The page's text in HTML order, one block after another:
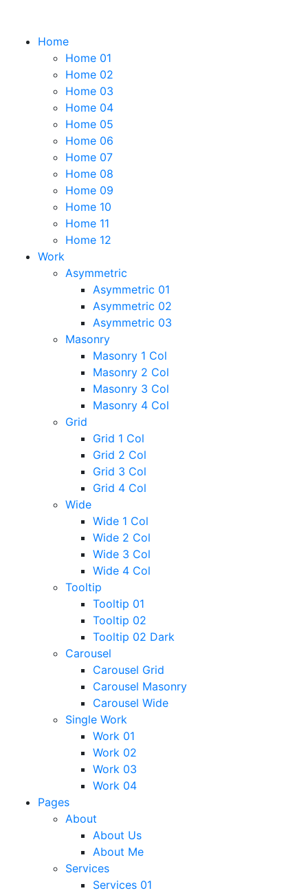
Home
Home 01
Home 02
Home 03
Home 04
Home 05
Home 06
Home 07
Home 08
Home 09
Home 10
Home 11
Home 12
Work
Asymmetric
Asymmetric 01
Asymmetric 02
Asymmetric 03
Masonry
Masonry 1 Col
Masonry 2 Col
Masonry 3 Col
Masonry 4 Col
Grid
Grid 1 Col
Grid 2 Col
Grid 3 Col
Grid 4 Col
Wide
Wide 1 Col
Wide 2 Col
Wide 3 Col
Wide 4 Col
Tooltip
Tooltip 01
Tooltip 02
Tooltip 02 Dark
Carousel
Carousel Grid
Carousel Masonry
Carousel Wide
Single Work
Work 01
Work 02
Work 03
Work 04
Pages
About
About Us
About Me
Services
Services 01